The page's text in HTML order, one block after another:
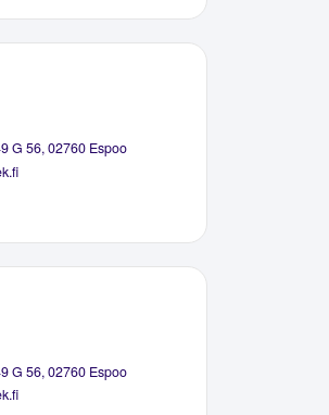
G 56, 02760 Espoo
G 56, 02760 Espoo